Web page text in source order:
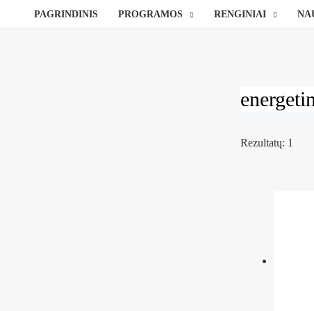
PAGRINDINIS PROGRAMOS RENGINIAI
Rezultatų: 1